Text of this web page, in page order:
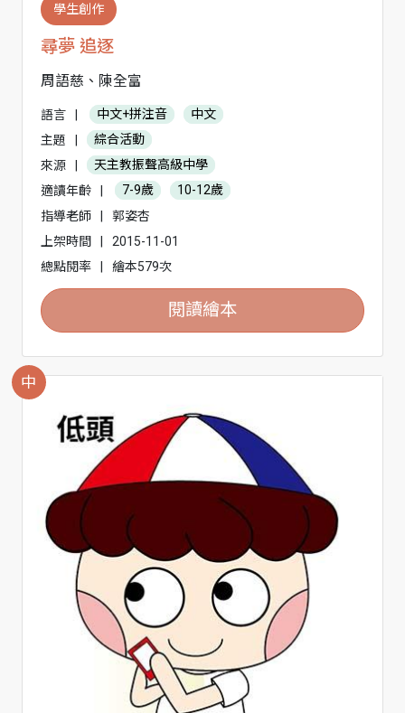
學生創作
尋夢 追逐
周語慈、陳全富
語言 中文+拼注音
中文
主題
綜合活動
來源
天主教振聲高級中學
適讀年齡
7-9歲
10-12歲
指導老師
郭姿杏
上架時間
2015-11-01
總點閱率
繪本579次
閱讀繪本
中